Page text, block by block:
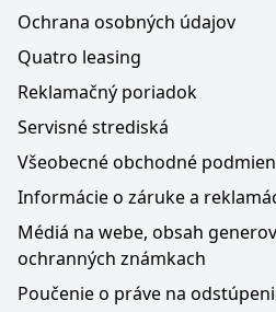
Ochrana osobných údajov
Quatro leasing
Reklamačný poriadok
Servisné strediská
Všeobecné obchodné
Informácie o záruke a
Médiá na webe, obsah
ochranných známkach
Poučenie o práve na